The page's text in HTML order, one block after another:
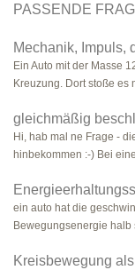
PASSENDE
Mechanik, Impuls,
Ein Auto mit der Masse
Kreuzung. Dort stoße es
gleichmäßig
Hi, hab mal ne Frage -
hinbekommen :-) Bei
ein auto hat die
Bewegungsenergie halb
Kreisbewegung